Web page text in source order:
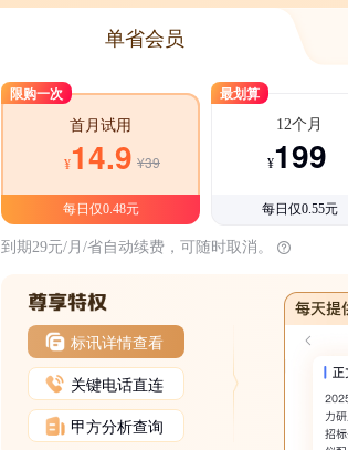
单省会员
限购一次
首月试用
¥14.9 ¥39
每日仅0.48元
最划算
12个月
¥199
每日仅0.55元
到期29元/月/省自动续费，可随时取消。
标讯详情查看
关键电话直连
甲方分析查询